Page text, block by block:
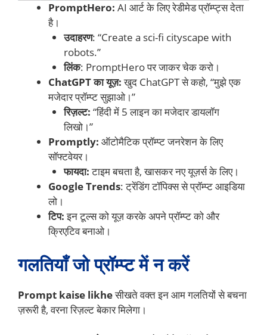
PromptHero: AI आर्ट के लिए रेडीमेड प्रॉम्प्ट्स देता
है।
उदाहरण: “Create a sci-fi cityscape with
robots.”
लिंक: PromptHero पर जाकर चेक करो।
ChatGPT का यूज़:खुद ChatGPT से कहो, “मुझे एक
मजेदार प्रॉम्प्ट सुझाओ।”
रिज़ल्ट: “हिंदी में 5 लाइन का मजेदार डायलॉग
लिखो।”
Promptly: ऑटोमैटिक प्रॉम्प्ट जनरेशन के लिए
सॉफ्टवेयर।
फायदा:टाइम बचता है, खासकर नए यूज़र्स के लिए।
Google Trends: ट्रेंडिंग टॉपिक्स से प्रॉम्प्ट आइडिया
लो।
टिप:इन टूल्स को यूज़ करके अपने प्रॉम्प्ट को और
क्रिएटिव बनाओ।
गलतियाँ जो प्रॉम्प्ट में न करें
Prompt kaise likheसीखते वक्त इन आम गलतियों से बचना
ज़रूरी है, वरना रिज़ल्ट बेकार मिलेगा।